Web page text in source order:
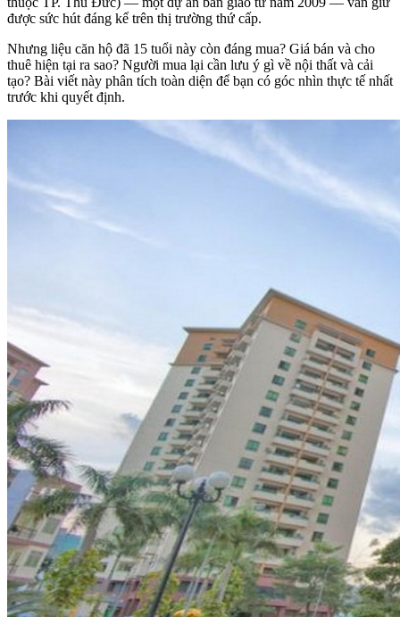
được sức hút đáng kể trên thị trường thứ cấp.
Nhưng liệu căn hộ đã 15 tuổi này còn đáng mua? Giá bán và cho
thuê hiện tại ra sao? Người mua lại cần lưu ý gì về nội thất và cải
tạo? Bài viết này phân tích toàn diện để bạn có góc nhìn thực tế nhất
trước khi quyết định.